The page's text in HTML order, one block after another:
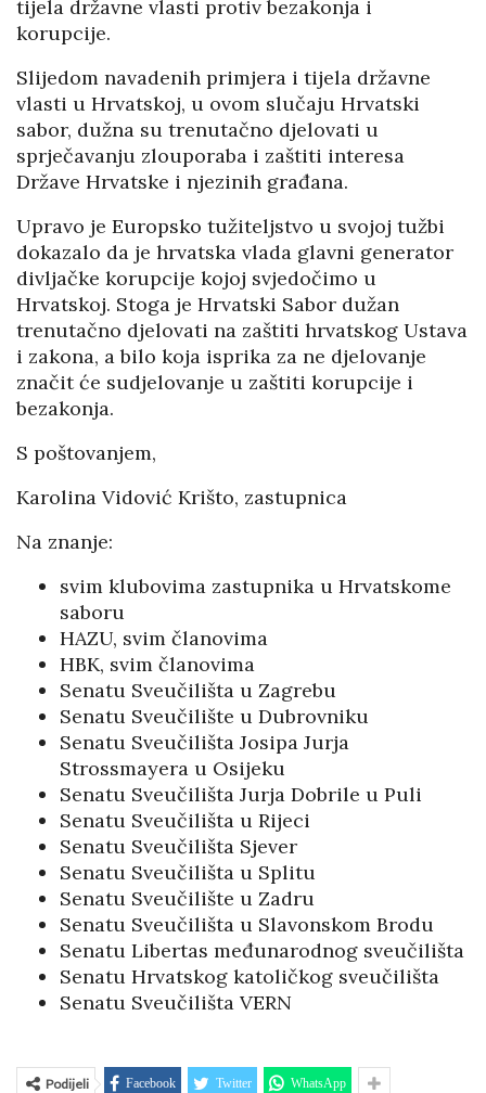
tijela državne vlasti protiv bezakonja i
korupcije.
Slijedom navadenih primjera i tijela državne
vlasti u Hrvatskoj, u ovom slučaju Hrvatski
sabor, dužna su trenutačno djelovati u
sprječavanju zlouporaba i zaštiti interesa
Države Hrvatske i njezinih građana.
Upravo je Europsko tužiteljstvo u svojoj tužbi
dokazalo da je hrvatska vlada glavni generator
divljačke korupcije kojoj svjedočimo u
Hrvatskoj. Stoga je Hrvatski Sabor dužan
trenutačno djelovati na zaštiti hrvatskog Ustava
i zakona, a bilo koja isprika za ne djelovanje
značit će sudjelovanje u zaštiti korupcije i
bezakonja.
S poštovanjem,
Karolina Vidović Krišto, zastupnica
Na znanje:
svim klubovima zastupnika u Hrvatskome
saboru
HAZU, svim članovima
HBK, svim članovima
Senatu Sveučilišta u Zagrebu
Senatu Sveučilište u Dubrovniku
Senatu Sveučilišta Josipa Jurja
Strossmayera u Osijeku
Senatu Sveučilišta Jurja Dobrile u Puli
Senatu Sveučilišta u Rijeci
Senatu Sveučilišta Sjever
Senatu Sveučilišta u Splitu
Senatu Sveučilište u Zadru
Senatu Sveučilišta u Slavonskom Brodu
Senatu Libertas međunarodnog sveučilišta
Senatu Hrvatskog katoličkog sveučilišta
Senatu Sveučilišta VERN
Podijeli Facebook Twitter WhatsApp